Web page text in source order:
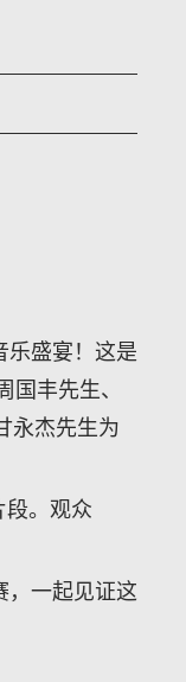
乐盛宴！这是
丰先生、
永杰先生为
段。观众
，一起见证这